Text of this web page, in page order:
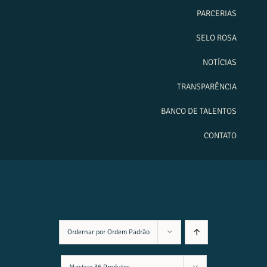
PARCERIAS
SELO ROSA
NOTÍCIAS
TRANSPARÊNCIA
BANCO DE TALENTOS
CONTATO
Ordernar por Ordem Padrão